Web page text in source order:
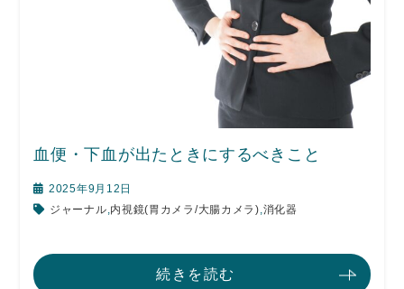
血便・下血が出たときにするべきこと
2025年9月12日
ジャーナル,内視鏡(胃カメラ/大腸カメラ),消化器
続きを読む